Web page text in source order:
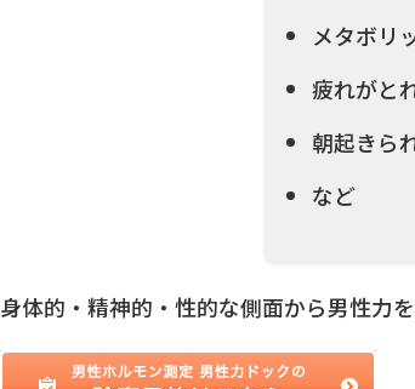
メタボリ
疲れがと
朝起きら
など
身体的・精神的・性的な側面から男性力